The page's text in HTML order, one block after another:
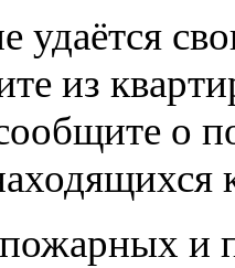
удаётся
из
о
и